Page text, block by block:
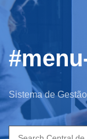
Sistema de
Search